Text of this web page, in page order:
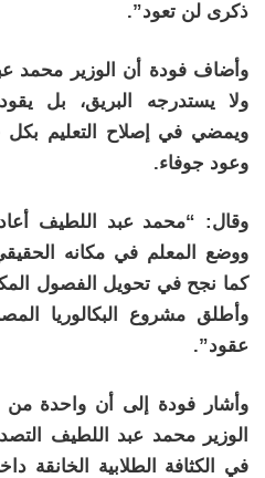
ذكرى لن تعود”.
وأضاف فودة أن الوزير محمد
ولا يستدرجه البريق، بل يقود
ويمضي في إصلاح التعليم بكل
وعود جوفاء.
وقال: “محمد عبد اللطيف أعاد
ووضع المعلم في مكانه
كما نجح في تحويل الفصول
وأطلق مشروع البكالوريا
عقود”.
وأشار فودة إلى أن واحدة من
الوزير محمد عبد اللطيف
في الكثافة الطلابية الخانقة